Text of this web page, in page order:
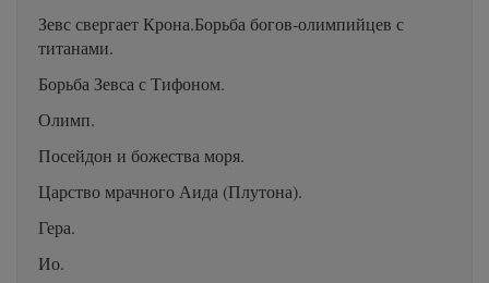
Зевс свергает Крона.Борьба богов-олимпийцев с
титанами.
Борьба Зевса с Тифоном.
Олимп.
Посейдон и божества моря.
Царство мрачного Аида (Плутона).
Гера.
Ио.